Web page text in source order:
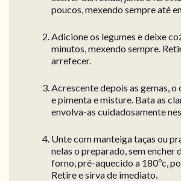
poucos, mexendo sempre até
Adicione os legumes e deixe
minutos, mexendo sempre.
arrefecer.
Acrescente depois as gemas, o
e pimenta e misture. Bata as
envolva-as cuidadosamente
Unte com manteiga taças ou
nelas o preparado, sem encher
forno, pré-aquecido a 180ºc,
Retire e sirva de imediato.